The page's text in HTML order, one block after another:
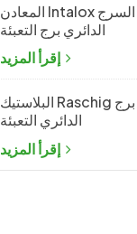
المعادن Intalox السرج
الدائري برج التعبئة
البلاستيك Raschig برج
الدائري التعبئة